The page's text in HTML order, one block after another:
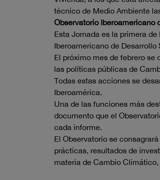
técnico de Medio Ambiente
Observatorio Iberoamericano
Esta Jornada es la primera
Iberoamericano de
El próximo mes de febrero se
las políticas públicas de
Todas estas acciones se
Iberoamérica.
Una de las funciones más
documento que el
cada informe.
El Observatorio se
prácticas, resultados de
materia de Cambio